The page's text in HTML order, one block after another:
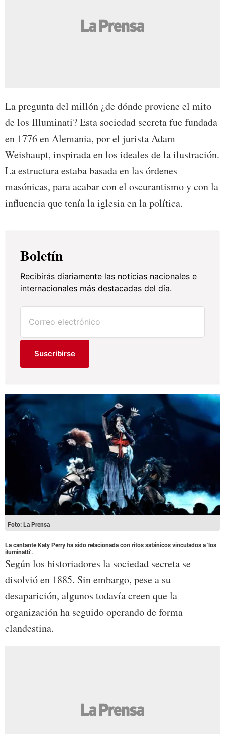
La pregunta del millón ¿de dónde proviene el mito
de los Illuminati? Esta sociedad secreta fue fundada
en 1776 en Alemania, por el jurista Adam
Weishaupt, inspirada en los ideales de la ilustración.
La estructura estaba basada en las órdenes
masónicas, para acabar con el oscurantismo y con la
influencia que tenía la iglesia en la política.
Boletín
Recibirás diariamente las noticias nacionales e
internacionales más destacadas del día.
Suscribirse
Foto: La Prensa
La cantante Katy Perry ha sido relacionada con ritos satánicos vinculados a 'los
iluminatti'.
Según los historiadores la sociedad secreta se
disolvió en 1885. Sin embargo, pese a su
desaparición, algunos todavía creen que la
organización ha seguido operando de forma
clandestina.